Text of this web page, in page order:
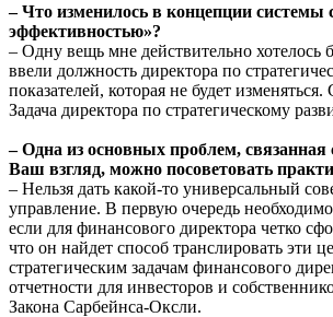
– Что изменилось в концепции системы
эффективностью»?
– Одну вещь мне действительно
ввели должность директора по
показателей, которая не будет
Задача директора по стратегическому
– Одна из основных проблем, связанная
Ваш взгляд, можно посоветовать
– Нельзя дать какой-то универсальный
управление. В первую очередь
если для финансового директора четко
что он найдет способ транслировать
стратегическим задачам финансового
отчетности для инвесторов и
Закона Сарбейнса-Оксли.